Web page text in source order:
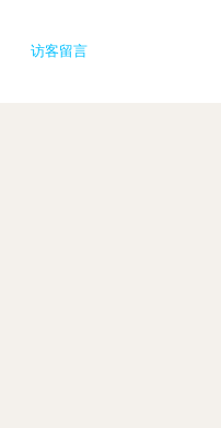
访客留言